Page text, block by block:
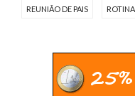
REUNIÃO DE PAIS ROTINA